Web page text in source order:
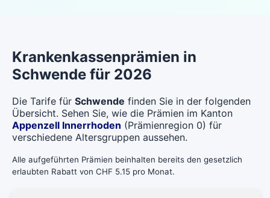
Krankenkassenprämien in
Schwende für 2026
Die Tarife für Schwende finden Sie in der folgenden
Übersicht. Sehen Sie, wie die Prämien im Kanton
Appenzell Innerrhoden (Prämienregion 0) für
verschiedene Altersgruppen aussehen.
Alle aufgeführten Prämien beinhalten bereits den gesetzlich
erlaubten Rabatt von CHF 5.15 pro Monat.